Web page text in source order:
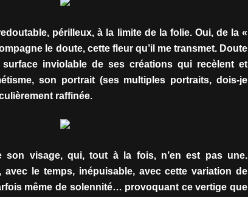
périlleux, à la limite de la folie. Oui, de la «
le doute, cette fleur qu’il me transmet. Doute
inviolable de ses créations qui recèlent et
son portrait (ses multiples portraits, dois-je
raffinée.
son visage, qui, tout à la fois, n’en est pas une.
avec le temps, inépuisable, avec cette variation de
même de solennité… provoquant ce vertige que